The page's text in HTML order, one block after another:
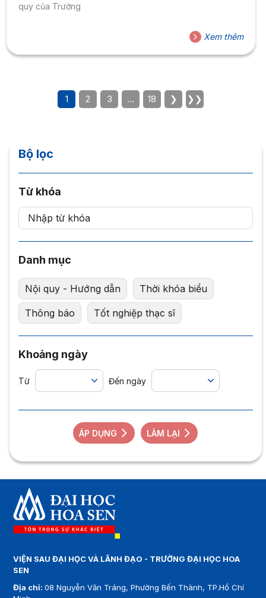
quy của Trường
Xem thêm
1 2 3 … 18 ❯ ❯❯
Bộ lọc
Từ khóa
Danh mục
Nội quy - Hướng dẫn Thời khóa biểu
Thông báo Tốt nghiệp thạc sĩ
Khoảng ngày
Từ Đến ngày
ÁP DỤNG LÀM LẠI
VIỆN SAU ĐẠI HỌC VÀ LÃNH ĐẠO - TRƯỜNG ĐẠI HỌC HOA
SEN
Địa chỉ:08 Nguyễn Văn Tráng, Phường Bến Thành, TP.Hồ Chí